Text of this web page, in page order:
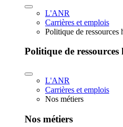
L'ANR
Carrières et emplois
Politique de ressources
Politique de ressources
L'ANR
Carrières et emplois
Nos métiers
Nos métiers